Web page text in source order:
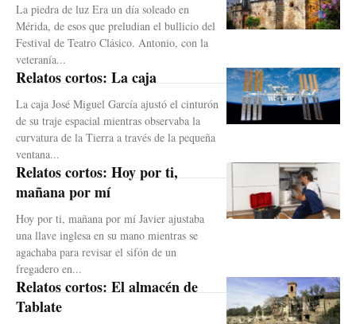
La piedra de luz Era un día soleado en
Mérida, de esos que preludian el bullicio del
Festival de Teatro Clásico. Antonio, con la
veteranía...
Relatos cortos: La caja
La caja José Miguel García ajustó el cinturón
de su traje espacial mientras observaba la
curvatura de la Tierra a través de la pequeña
ventana...
Relatos cortos: Hoy por ti,
mañana por mí
Hoy por ti, mañana por mí Javier ajustaba
una llave inglesa en su mano mientras se
agachaba para revisar el sifón de un
fregadero en...
Relatos cortos: El almacén de
Tablate